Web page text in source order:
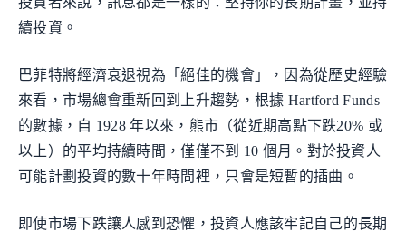
續投資。
巴菲特將經濟衰退視為「絕佳的機會」，因為從歷史經驗
來看，市場總會重新回到上升趨勢，根據 Hartford Funds
的數據，自 1928 年以來，熊市（從近期高點下跌20% 或
以上）的平均持續時間，僅僅不到 10 個月。對於投資人
可能計劃投資的數十年時間裡，只會是短暫的插曲。
即使市場下跌讓人感到恐懼，投資人應該牢記自己的長期